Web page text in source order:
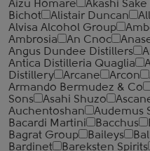
Aizu Homare
Akashi
Bichot
Alistair Duncan
Alvisa Alcohol Group
Ambrosia
An Cnoc
Angus Dundee Distillers
Antica Distilleria Quaglia
Distillery
Arcane Arcon
Armando Bermudez & Co
Sons
Asahi Shuzo
Auchentoshan
Audemus
Bacardi Martini
Bacchus
Bagrat Group
Baileys
Bardinet
Bareksten Spirits